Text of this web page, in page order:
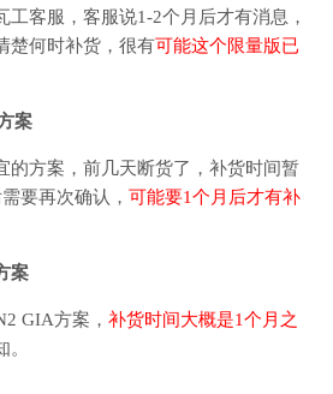
工客服，客服说1-2个月后才有消息，
楚何时补货，很有可能这个限量版已
案
的方案，前几天断货了，补货时间暂
要再次确认， 可能要1个月后才有补
案
GIA方案， 补货时间大概是1个月之